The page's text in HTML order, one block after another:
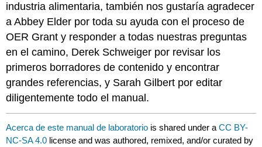
industria alimentaria, también nos gustaría agradecer
a Abbey Elder por toda su ayuda con el proceso de
OER Grant y responder a todas nuestras preguntas
en el camino, Derek Schweiger por revisar los
primeros borradores de contenido y encontrar
grandes referencias, y Sarah Gilbert por editar
diligentemente todo el manual.
Acerca de este manual de laboratorio is shared under aCC BY-
NC-SA 4.0 license and was authored, remixed, and/or curated by